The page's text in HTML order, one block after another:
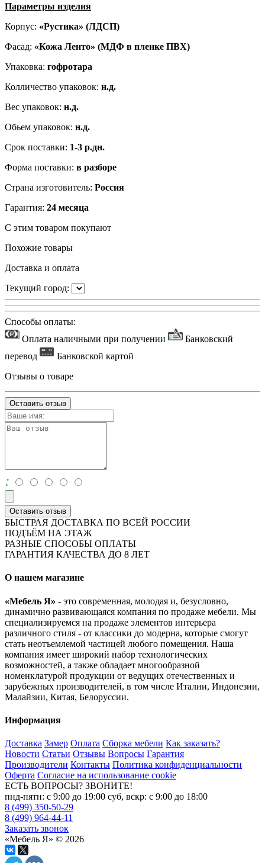
Параметры изделия
Корпус: «Рустика» (ЛДСП)
Фасад: «Кожа Ленто» (МДФ в пленке ПВХ)
Упаковка: гофротара
Колличество упаковок: н.д.
Вес упаковок: н.д.
Обьем упаковок: н.д.
Срок поставки: 1-3 р.дн.
Форма поставки: в разборе
Страна изготовитель: Россия
Гарантия: 24 месяца
С этим товаром покупают
Похожие товары
Доставка и оплата
Текущий город:
Способы оплаты:
Оплата наличными при получении
Банковский
перевод
Банковской картой
Отзывы о товаре
Оставить отзыв
:
Оставить отзыв
БЫСТРАЯ ДОСТАВКА ПО ВСЕЙ РОССИИ
ПОДЪЁМ НА ЭТАЖ
РАЗНЫЕ СПОСОБЫ ОПЛАТЫ
ГАРАНТИЯ КАЧЕСТВА ДО 8 ЛЕТ
О нашем магазине
«Мебель Я» - это современная, молодая и, безусловно,
динамично развивающаяся компания по продаже мебели. Мы
специализируемся на продаже элементов интерьера
различного стиля - от классики до модерна, которые смогут
стать неотъемлемой частицей любого помещения. Наша
компания имеет широкий набор технологических
возможностей, а также обладает многообразной
номенклатурой продукции от ведущих отечественных и
зарубежных производителей, в том числе Италии, Индонезии,
Малайзии, Китая, Белоруссии.
Информация
Доставка Замер Оплата Сборка мебели Как заказать?
Новости Статьи Отзывы Вопросы Гарантия
Производители Контакты Политика конфиденциальности
Оферта Согласие на использование cookie
ЕСТЬ ВОПРОСЫ? ЗВОНИТЕ!
пнд-пятн: с 9:00 до 19:00 суб, вскр: с 9:00 до 18:00
8 (499) 350-50-29
8 (499) 964-44-11
Заказать звонок
«Мебель Я» © 2026